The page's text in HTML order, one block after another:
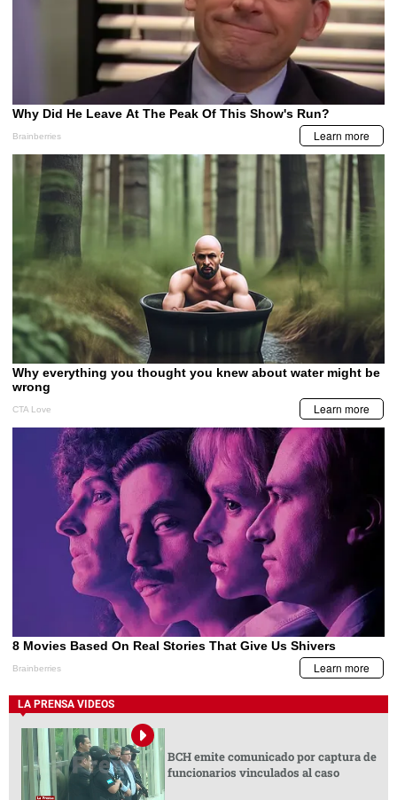
LA PRENSA VIDEOS
BCH emite comunicado por captura de
funcionarios vinculados al caso